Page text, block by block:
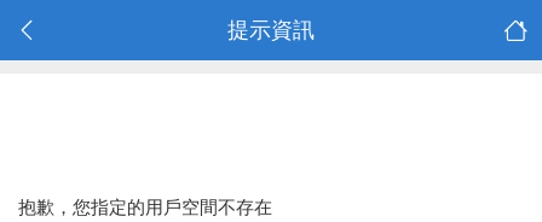
提示資訊
抱歉，您指定的用戶空間不存在